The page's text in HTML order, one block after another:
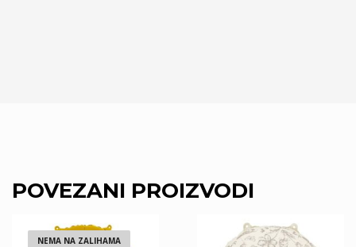
POVEZANI PROIZVODI
NEMA NA ZALIHAMA